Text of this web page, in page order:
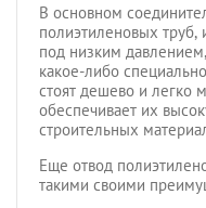
В основном
полиэтиленовых труб,
под низким
какое-либо
стоят дешево и легко
обеспечивает их
строительных
Еще отвод
такими своими